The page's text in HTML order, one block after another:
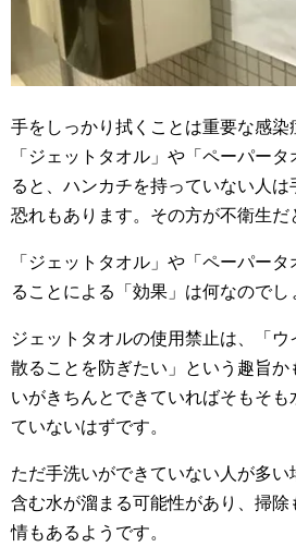
手をしっかり拭くことは重要な感染
「ジェットタオル」や「ペーパー
ると、ハンカチを持っていない人は
恐れもあります。その方が不衛生だ
「ジェットタオル」や「ペーパー
ることによる「効果」は何なのでし
ジェットタオルの使用禁止は、「
散ることを防ぎたい」という趣旨
いがきちんとできていればそもそ
ていないはずです。
ただ手洗いができていない人が多
含む水が溜まる可能性があり、掃
情もあるようです。